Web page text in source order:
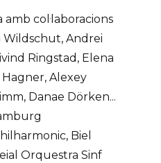
amb col·laboracions
Wildschut, Andrei
Ringstad, Elena
Hagner, Alexey
Danae Dörken...
Biel
Orquestra Sinf